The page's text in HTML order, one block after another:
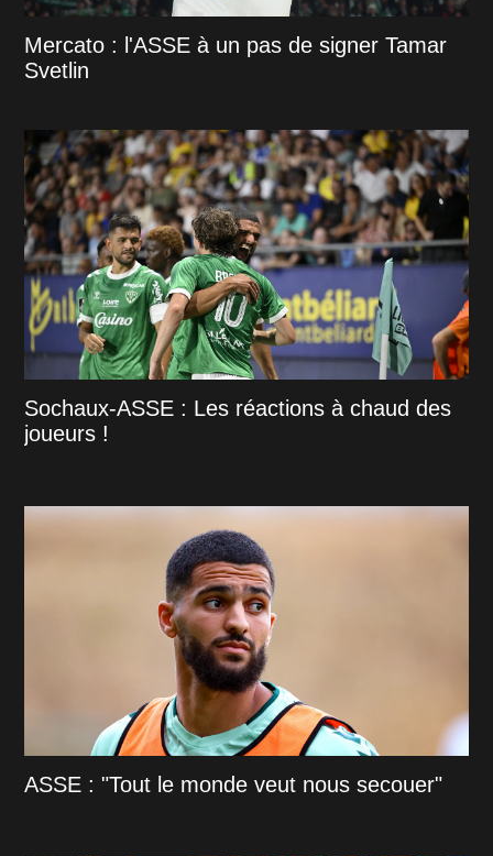
Mercato : l'ASSE à un pas de signer Tamar
Svetlin
Sochaux-ASSE : Les réactions à chaud des
joueurs !
ASSE : "Tout le monde veut nous secouer"